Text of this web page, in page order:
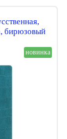
бирюзовый
новинка